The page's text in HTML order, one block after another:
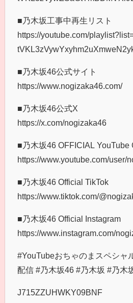
■乃木坂工事中再生リスト
https://youtube.com/
■乃木坂46公式サイト
https://www.nogizaka46.com/
■乃木坂46公式X
https://x.com/nogizaka46
■乃木坂46 OFFICIAL YouTube
https://www.youtube.com/user/
■乃木坂46 Official TikTok
https://www.tiktok.com/
■乃木坂46 Official Instagram
https://www.instagram.com/
#YouTubeおちゃのまスペシャ
配信 #乃木坂46 #乃木坂 #乃木
J715ZZUHWKY09BNF